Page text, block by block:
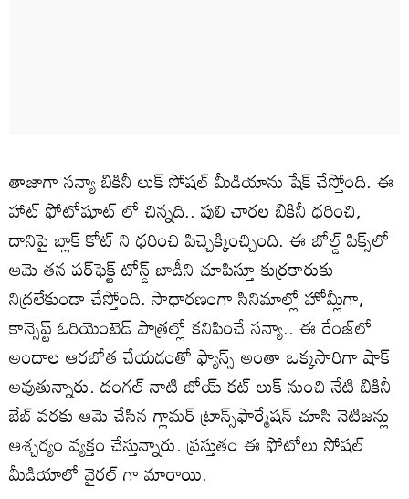
తాజాగా సన్యా బికినీ లుక్ సోషల్ మీడియాను షేక్ చేస్తోంది. ఈ
హాట్ ఫోటోషూట్ లో చిన్నది.. పులి చారల బికినీ ధరించి,
దానిపై బ్లాక్ కోట్ ని ధరించి పిచ్చెక్కించ్చింది. ఈ బోల్డ్ పిక్స్‌లో
ఆమె తన పర్‌ఫెక్ట్ టోన్డ్ బాడీని చూపిస్తూ కుర్రకారుకు
నిద్రలేకుండా చేస్తోంది. సాధారణంగా సినిమాల్లో హోమ్లీగా,
కాన్సెప్ట్ ఓరియెంటెడ్ పాత్రల్లో కనిపించే సన్యా.. ఈ రేంజ్‌లో
అందాల ఆరబోత చేయడంతో ఫ్యాన్స్ అంతా ఒక్కసారిగా షాక్
అవుతున్నారు. దంగల్ నాటి బోయ్ కట్ లుక్ నుంచి నేటి బికినీ
బేబ్ వరకు ఆమె చేసిన గ్లామర్ ట్రాన్స్‌ఫార్మేషన్ చూసి నెటిజన్లు
ఆశ్చర్యం వ్యక్తం చేస్తున్నారు. ప్రస్తుతం ఈ ఫోటోలు సోషల్
మీడియాలో వైరల్ గా మారాయి.